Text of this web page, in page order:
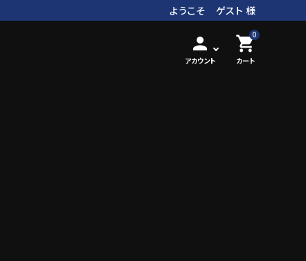
ようこそ ゲスト 様
person
アカウント
0
shopping_cart
カート